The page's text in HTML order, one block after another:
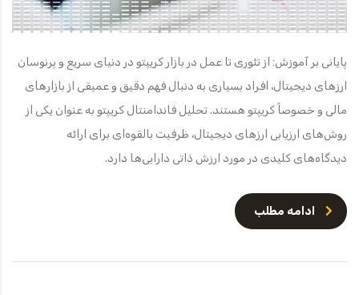
پایانی بر آموزش: از تئوری تا عمل در بازار کریپتو در دنیای سریع و پرنوسان
ارزهای دیجیتال، افراد بسیاری به دنبال فهم دقیق و عمیقی از بازارهای
مالی و خصوصاً کریپتو هستند. تحلیل فاندامنتال کریپتو به عنوان یکی از
روش‌های ارزیابی ارزهای دیجیتال، ظرفیت بالقوه‌ای برای ارائه
دیدگاه‌های کلیدی در مورد ارزش ذاتی دارایی‌ها دارد.
ادامه مطلب